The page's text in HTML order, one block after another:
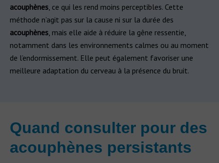
acouphènes, ce qui les rend moins perceptibles. Cette
méthode n’agit pas sur la cause ni sur la durée des
acouphènes, mais elle aide à réduire la gêne ressentie,
notamment dans les environnements calmes ou au moment
de l’endormissement. Elle peut également favoriser une
meilleure adaptation du cerveau à la présence du bruit.
Quand consulter pour des
acouphènes persistants